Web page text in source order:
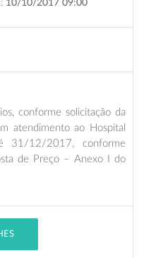
10/10/2017 09:00
conforme solicitação da
atendimento ao Hospital
31/12/2017, conforme
de Preço – Anexo I do